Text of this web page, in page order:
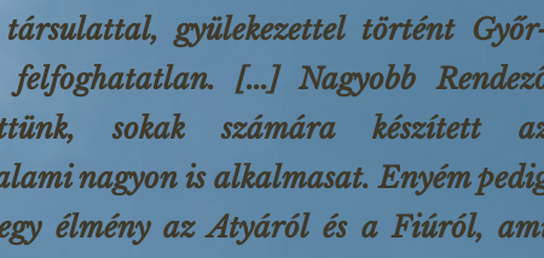
társulattal, gyülekezettel történt
felfoghatatlan. [...] Nagyobb
sokak számára készített
nagyon is alkalmasat. Enyém
élmény az Atyáról és a Fiúról,